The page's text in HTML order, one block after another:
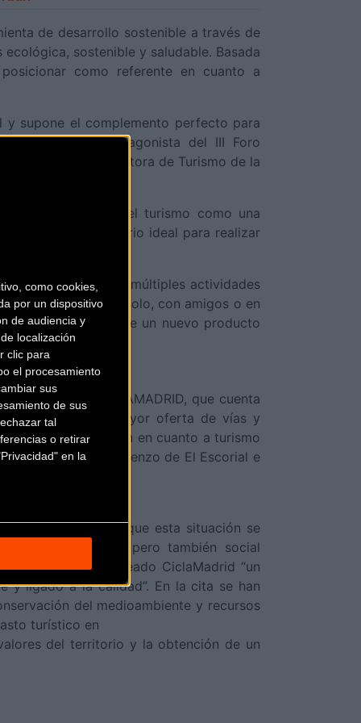
como cookies,
por un dispositivo
de audiencia y
localización
clic para
el procesamiento
sus
de sus
tal
o retirar
en la
de desarrollo sostenible a través de
sostenible y saludable. Basada
como referente en cuanto a
supone el complemento perfecto para
ha sido protagonista del III Foro
por la Directora de Turismo de la
por el turismo como una
al viajero un territorio ideal para realizar
ideal para múltiples actividades
ya sea solo, con amigos o en
la creación de un nuevo producto
Gran Tour CICLAMADRID, que cuenta
constituir la mayor oferta de vías y
apuesta de la región en cuanto a turismo
ayer en San Lorenzo de El Escorial e
“pero para que esta situación se
medioambiental, pero también social
Comunidad ha creado CiclaMadrid “un
y ligado a la calidad”. En la cita se han
del medioambiente y recursos
turístico en
del territorio y la obtención de un